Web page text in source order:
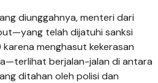
diunggahnya, menteri dari
telah dijatuhi sanksi
menghasut kekerasan
berjalan-jalan di antara
ditahan oleh polisi dan